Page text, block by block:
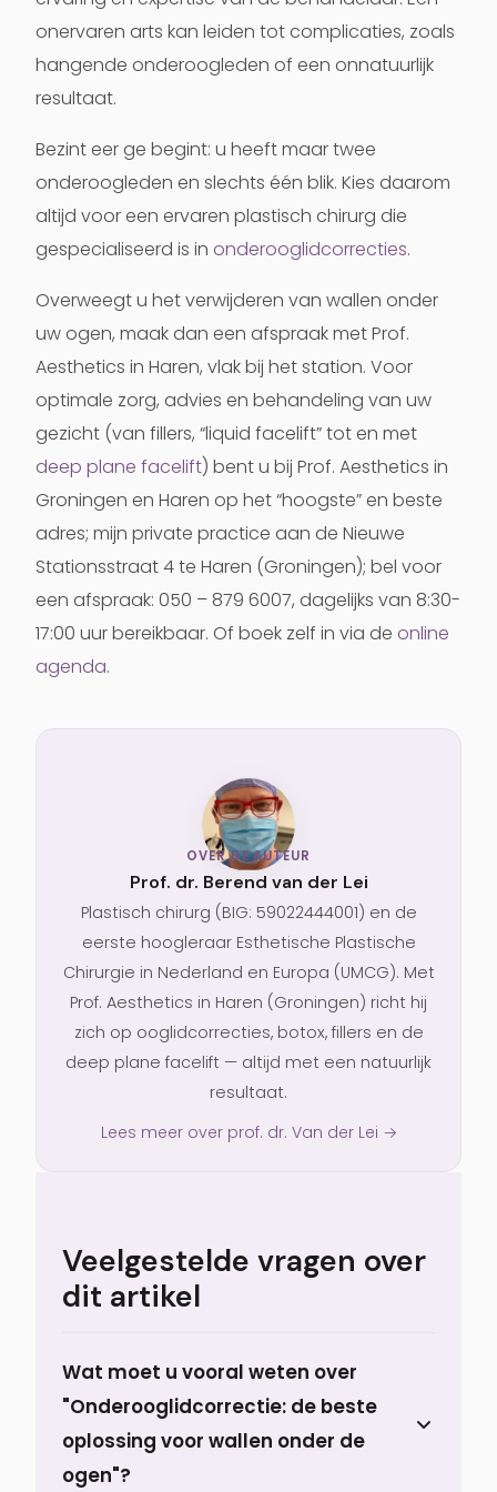
onervaren arts kan leiden tot complicaties, zoals
hangende onderoogleden of een onnatuurlijk
resultaat.
Bezint eer ge begint: u heeft maar twee
onderoogleden en slechts één blik. Kies daarom
altijd voor een ervaren plastisch chirurg die
gespecialiseerd is in onderooglidcorrecties.
Overweegt u het verwijderen van wallen onder
uw ogen, maak dan een afspraak met Prof.
Aesthetics in Haren, vlak bij het station. Voor
optimale zorg, advies en behandeling van uw
gezicht (van fillers, “liquid facelift” tot en met
deep plane facelift) bent u bij Prof. Aesthetics in
Groningen en Haren op het “hoogste” en beste
adres; mijn private practice aan de Nieuwe
Stationsstraat 4 te Haren (Groningen); bel voor
een afspraak: 050 – 879 6007, dagelijks van 8:30-
17:00 uur bereikbaar. Of boek zelf in via de online
agenda.
OVER DE AUTEUR
Prof. dr. Berend van der Lei
Plastisch chirurg (BIG: 59022444001) en de
eerste hoogleraar Esthetische Plastische
Chirurgie in Nederland en Europa (UMCG). Met
Prof. Aesthetics in Haren (Groningen) richt hij
zich op ooglidcorrecties, botox, fillers en de
deep plane facelift — altijd met een natuurlijk
resultaat.
Lees meer over prof. dr. Van der Lei →
Veelgestelde vragen over
dit artikel
Wat moet u vooral weten over
"Onderooglidcorrectie: de beste
oplossing voor wallen onder de
ogen"?